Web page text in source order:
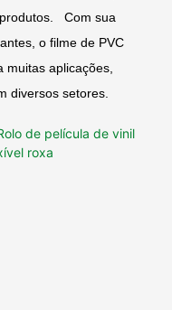
Com sua
o filme de PVC
aplicações,
diversos setores.